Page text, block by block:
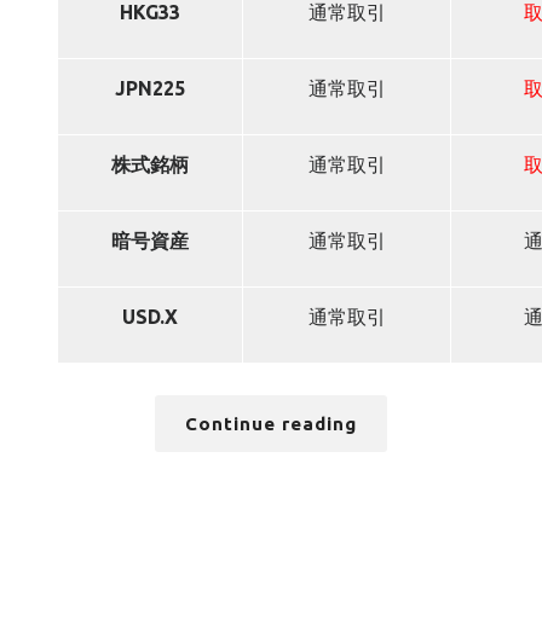
HKG33 通常取引
JPN225 通常取引
株式銘柄 通常取引
暗号資産 通常取引
USD.X 通常取引
Continue reading